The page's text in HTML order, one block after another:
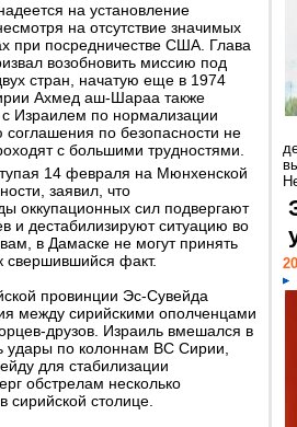
на установление
на отсутствие значимых
при посредничестве США. Глава
возобновить миссию под
стран, начатую еще в 1974
Ахмед аш-Шараа также
Израилем по нормализации
по безопасности не
с большими трудностями.
14 февраля на Мюнхенской
заявил, что
оккупационных сил подвергают
и дестабилизируют ситуацию во
в Дамаске не могут принять
свершившийся факт.
провинции Эс-Сувейда
между сирийскими ополченцами
друзов. Израиль вмешался в
удары по колоннам ВС Сирии,
для стабилизации
обстрелам несколько
сирийской столице.